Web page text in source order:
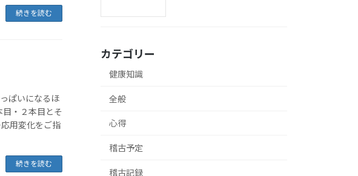
続きを読む
ぱいになるほ
目・２本目とそ
用変化をご指
続きを読む
カテゴリー
健康知識
全般
心得
稽古予定
稽古記録